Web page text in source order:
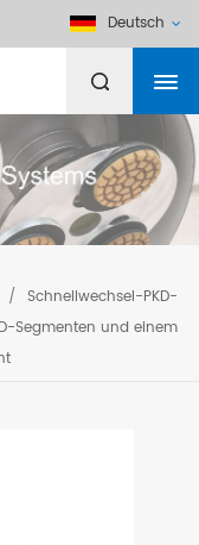
Deutsch
/ Schnellwechsel-PKD-
Segmenten und einem